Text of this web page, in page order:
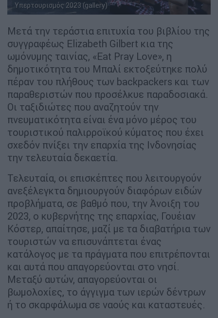
Υπερτουρισμός 2023 (gallery)
Μετά την τεράστια επιτυχία του βιβλίου της
συγγραφέως Elizabeth Gilbert κια της
ωμόνυμης ταινίας, «Eat Pray Love», η
δημοτικότητα του Μπαλί εκτοξεύτηκε πολύ
πέραν του πλήθους των backpackers και των
παραθεριστών που προσέλκυε παραδοσιακά.
Οι ταξιδιώτες που αναζητούν την
πνευματικότητα είναι ένα μόνο μέρος του
τουριστικού παλιρροϊκού κύματος που έχει
σχεδόν πνίξει την επαρχία της Ινδονησίας
την τελευταία δεκαετία.
Τελευταία, οι επισκέπτες που λειτουργούν
ανεξέλεγκτα δημιουργούν διαφόρων ειδών
προβλήματα, σε βαθμό που, την Άνοιξη του
2023, ο κυβερνήτης της επαρχίας, Γουέιαν
Κόστερ, απαίτησε, μαζί με τα διαβατήρια των
τουριστών να επισυνάπτεται ένας
κατάλογος με τα πράγματα που επιτρέπονται
και αυτά που απαγορεύονται στο νησί.
Μεταξύ αυτών, απαγορεύονται οι
βωμολοχίες, το άγγιγμα των ιερών δέντρων
ή το σκαρφάλωμα σε ναούς και καταστευές.